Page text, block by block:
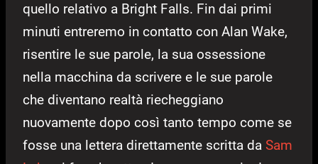
quello relativo a Bright Falls. Fin dai primi
minuti entreremo in contatto con Alan Wake,
risentire le sue parole, la sua ossessione
nella macchina da scrivere e le sue parole
che diventano realtà riecheggiano
nuovamente dopo così tanto tempo come se
fosse una lettera direttamente scritta da Sam